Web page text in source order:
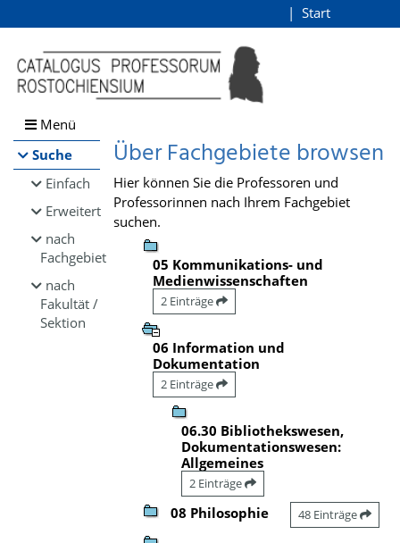
Browsen
direkt zum Inhalt
Start
Menü
Suche
Einfach
Erweitert
nach
Fachgebiet
nach
Fakultät /
Sektion
Über Fachgebiete browsen
Hier können Sie die Professoren und
Professorinnen nach Ihrem Fachgebiet
suchen.
05 Kommunikations- und
Medienwissenschaften
2 Einträge
06 Information und
Dokumentation
2 Einträge
06.30 Bibliothekswesen,
Dokumentationswesen:
Allgemeines
2 Einträge
08 Philosophie 48 Einträge